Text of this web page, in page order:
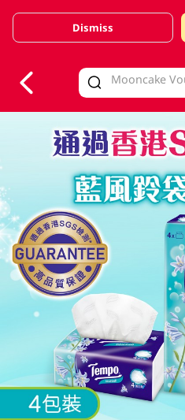
Valid Until 30 June 2026
Dismiss